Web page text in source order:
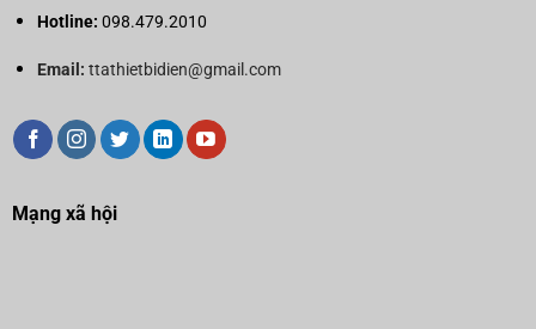
Hotline: 098.479.2010
Email: ttathietbidien@gmail.com
Mạng xã hội